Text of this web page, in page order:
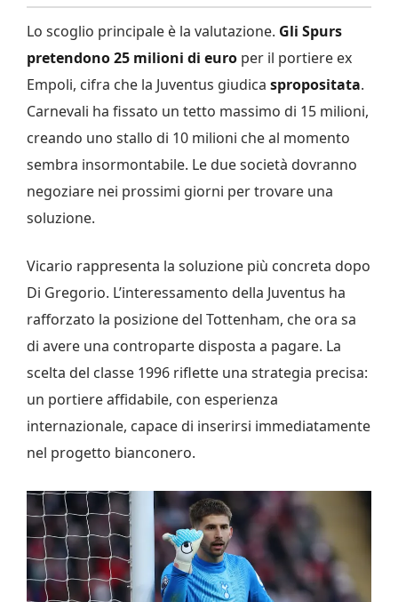
Lo scoglio principale è la valutazione. Gli Spurs
pretendono 25 milioni di euro per il portiere ex
Empoli, cifra che la Juventus giudica spropositata.
Carnevali ha fissato un tetto massimo di 15 milioni,
creando uno stallo di 10 milioni che al momento
sembra insormontabile. Le due società dovranno
negoziare nei prossimi giorni per trovare una
soluzione.
Vicario rappresenta la soluzione più concreta dopo
Di Gregorio. L’interessamento della Juventus ha
rafforzato la posizione del Tottenham, che ora sa
di avere una controparte disposta a pagare. La
scelta del classe 1996 riflette una strategia precisa:
un portiere affidabile, con esperienza
internazionale, capace di inserirsi immediatamente
nel progetto bianconero.